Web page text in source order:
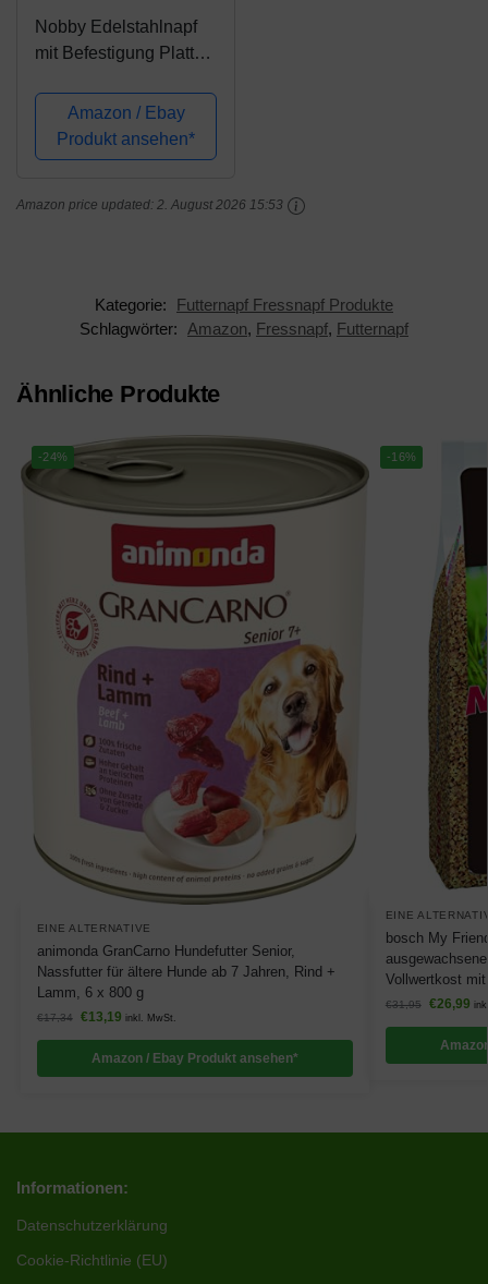
Nobby Edelstahlnapf
mit Befestigung Platte
Amazon / Ebay
Produkt ansehen*
Amazon price updated: 2. August 2026 15:53
Kategorie:
Futternapf Fressnapf Produkte
Schlagwörter:
Amazon, Fressnapf, Futternapf
Ähnliche Produkte
-24%
EINE ALTERNATIVE
animonda GranCarno Hundefutter Senior,
Nassfutter für ältere Hunde ab 7 Jahren, Rind +
Lamm, 6 x 800 g
€17,34 €13,19 inkl. MwSt.
Amazon / Ebay Produkt ansehen*
-16%
EINE
bosch My
Vollwertkost
€31,95 €26,99
Informationen:
Datenschutzerklärung
Cookie-Richtlinie (EU)